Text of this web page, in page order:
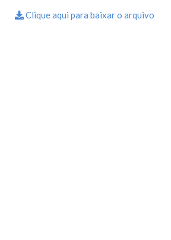
Clique aqui para baixar o arquivo